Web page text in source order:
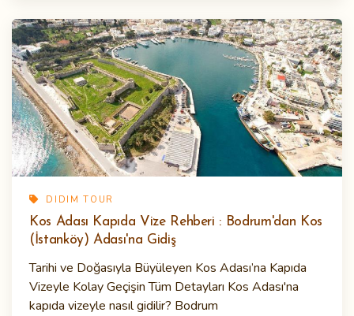
DIDIM TOUR
Kos Adası Kapıda Vize Rehberi : Bodrum'dan Kos
(İstanköy) Adası'na Gidiş
Tarihi ve Doğasıyla Büyüleyen Kos Adası’na Kapıda
Vizeyle Kolay Geçişin Tüm Detayları Kos Adası'na
kapıda vizeyle nasıl gidilir? Bodrum